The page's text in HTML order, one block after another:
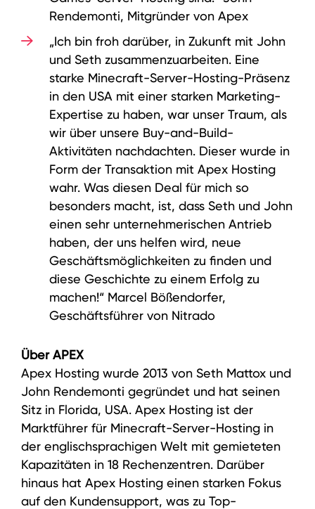
Rendemonti, Mitgründer von Apex
„Ich bin froh darüber, in Zukunft mit John
und Seth zusammenzuarbeiten. Eine
starke Minecraft-Server-Hosting-Präsenz
in den USA mit einer starken Marketing-
Expertise zu haben, war unser Traum, als
wir über unsere Buy-and-Build-
Aktivitäten nachdachten. Dieser wurde in
Form der Transaktion mit Apex Hosting
wahr. Was diesen Deal für mich so
besonders macht, ist, dass Seth und John
einen sehr unternehmerischen Antrieb
haben, der uns helfen wird, neue
Geschäftsmöglichkeiten zu finden und
diese Geschichte zu einem Erfolg zu
machen!“ Marcel Bößendorfer,
Geschäftsführer von Nitrado
Über APEX
Apex Hosting wurde 2013 von Seth Mattox und
John Rendemonti gegründet und hat seinen
Sitz in Florida, USA. Apex Hosting ist der
Marktführer für Minecraft-Server-Hosting in
der englischsprachigen Welt mit gemieteten
Kapazitäten in 18 Rechenzentren. Darüber
hinaus hat Apex Hosting einen starken Fokus
auf den Kundensupport, was zu Top-